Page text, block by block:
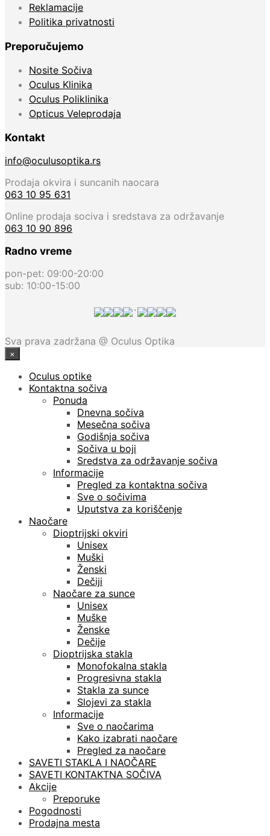
Reklamacije
Politika privatnosti
Preporučujemo
Nosite Sočiva
Oculus Klinika
Oculus Poliklinika
Opticus Veleprodaja
Kontakt
info@oculusoptika.rs
Prodaja okvira i suncanih naocara
063 10 95 631
Online prodaja sociva i sredstava za održavanje
063 10 90 896
Radno vreme
pon-pet: 09:00-20:00
sub: 10:00-15:00
`
Sva prava zadržana @ Oculus Optika
×
Oculus optike
Kontaktna sočiva
Ponuda
Dnevna sočiva
Mesečna sočiva
Godišnja sočiva
Sočiva u boji
Sredstva za održavanje sočiva
Informacije
Pregled za kontaktna sočiva
Sve o sočivima
Uputstva za koriščenje
Naočare
Dioptrijski okviri
Unisex
Muški
Ženski
Dečiji
Naočare za sunce
Unisex
Muške
Ženske
Dečije
Dioptrijska stakla
Monofokalna stakla
Progresivna stakla
Stakla za sunce
Slojevi za stakla
Informacije
Sve o naočarima
Kako izabrati naočare
Pregled za naočare
SAVETI STAKLA I NAOČARE
SAVETI KONTAKTNA SOČIVA
Akcije
Preporuke
Pogodnosti
Prodajna mesta